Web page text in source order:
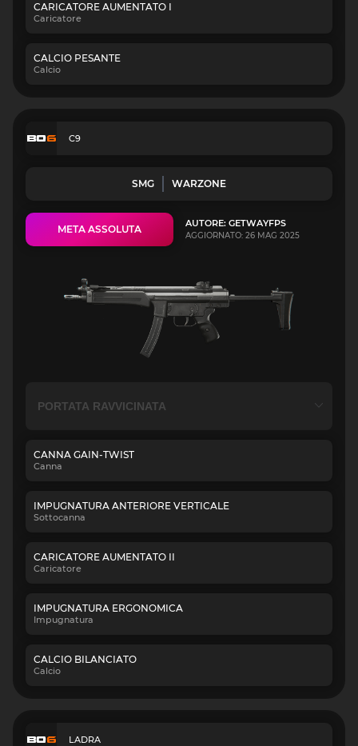
CARICATORE AUMENTATO I
Caricatore
CALCIO PESANTE
Calcio
C9
SMG WARZONE
META ASSOLUTA AUTORE: GETWAYFPS
AGGIORNATO: 26 MAG 2025
CANNA GAIN-TWIST
Canna
IMPUGNATURA ANTERIORE VERTICALE
Sottocanna
CARICATORE AUMENTATO II
Caricatore
IMPUGNATURA ERGONOMICA
Impugnatura
CALCIO BILANCIATO
Calcio
LADRA